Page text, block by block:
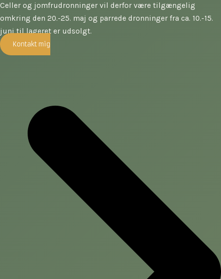
Celler og jomfrudronninger vil derfor være tilgængelig
omkring den 20.-25. maj og parrede dronninger fra ca. 10.-15.
juni til lageret er udsolgt.
Kontakt mig